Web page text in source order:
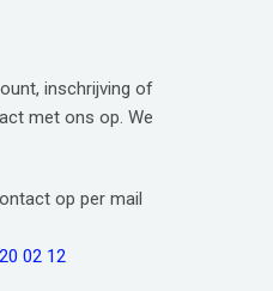
inschrijving of
met ons op. We
op per mail
02 12